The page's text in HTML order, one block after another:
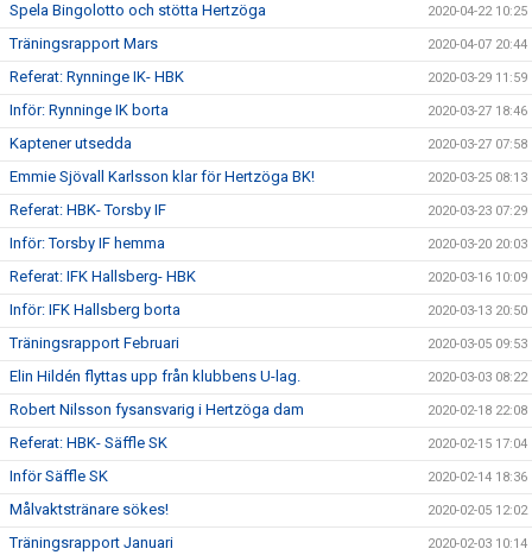
Spela Bingolotto och stötta Hertzöga 2020-04-22 10:25
Träningsrapport Mars 2020-04-07 20:44
Referat: Rynninge IK- HBK 2020-03-29 11:59
Inför: Rynninge IK borta 2020-03-27 18:46
Kaptener utsedda 2020-03-27 07:58
Emmie Sjövall Karlsson klar för Hertzöga BK! 2020-03-25 08:13
Referat: HBK- Torsby IF 2020-03-23 07:29
Inför: Torsby IF hemma 2020-03-20 20:03
Referat: IFK Hallsberg- HBK 2020-03-16 10:09
Inför: IFK Hallsberg borta 2020-03-13 20:50
Träningsrapport Februari 2020-03-05 09:53
Elin Hildén flyttas upp från klubbens U-lag. 2020-03-03 08:22
Robert Nilsson fysansvarig i Hertzöga dam 2020-02-18 22:08
Referat: HBK- Säffle SK 2020-02-15 17:04
Inför Säffle SK 2020-02-14 18:36
Målvaktstränare sökes! 2020-02-05 12:02
Träningsrapport Januari 2020-02-03 10:14